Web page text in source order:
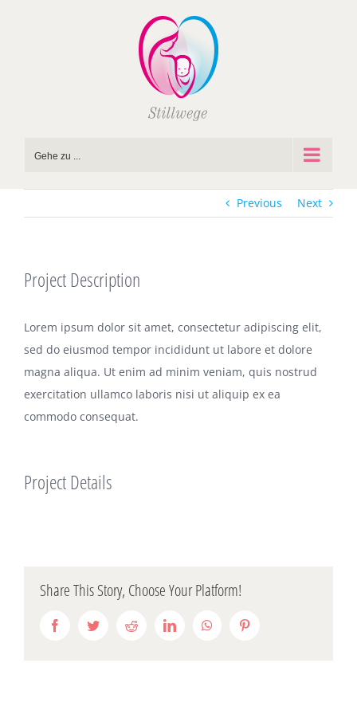
Gehe zu ...
Previous Next
Project Description
Lorem ipsum dolor sit amet, consectetur adipiscing elit,
sed do eiusmod tempor incididunt ut labore et dolore
magna aliqua. Ut enim ad minim veniam, quis nostrud
exercitation ullamco laboris nisi ut aliquip ex ea
commodo consequat.
Project Details
Share This Story, Choose Your Platform!
FacebookTwitterReddit LinkedIn WhatsApp